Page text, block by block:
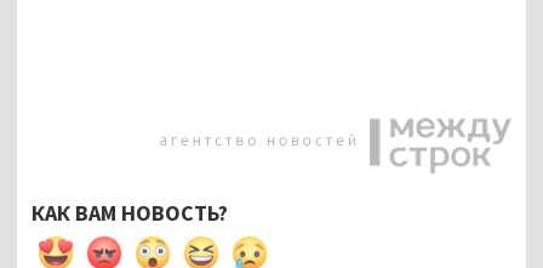
КАК ВАМ НОВОСТЬ?